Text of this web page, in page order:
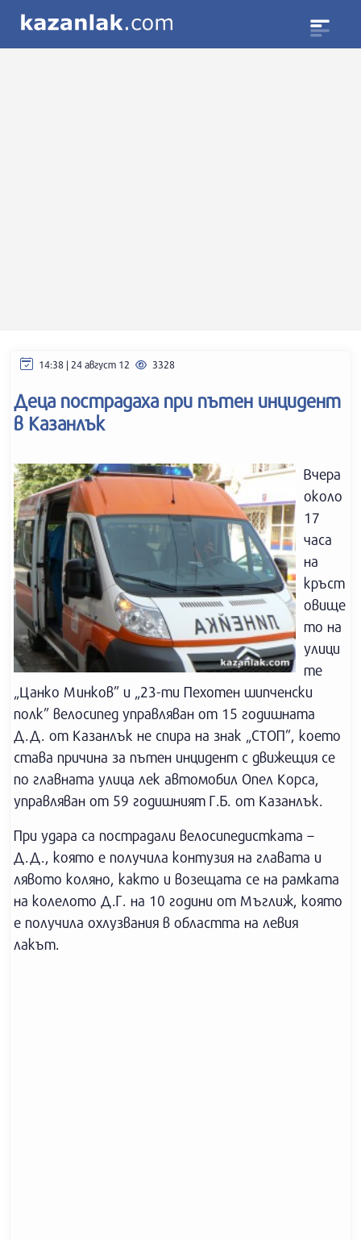
14:38 | 24 август 12 3328
Деца пострадаха при пътен инцидент
в Казанлък
Вчера
около
17
часа
на
кръст
овище
то на
улици
те
„Цанко Минков” и „23-ти Пехотен шипченски
полк” велосипед управляван от 15 годишната
Д.Д. от Казанлък не спира на знак „СТОП”, което
става причина за пътен инцидент с движещия се
по главната улица лек автомобил Опел Корса,
управляван от 59 годишният Г.Б. от Казанлък.
При удара са пострадали велосипедистката –
Д.Д., която е получила контузия на главата и
лявото коляно, както и возещата се на рамката
на колелото Д.Г. на 10 години от Мъглиж, която
е получила охлузвания в областта на левия
лакът.